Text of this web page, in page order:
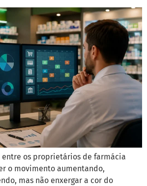
os proprietários de farmácia
o movimento aumentando,
mas não enxergar a cor do